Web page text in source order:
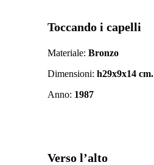
Toccando i capelli
Materiale: Bronzo
Dimensioni: h29x9x14 cm.
Anno: 1987
Verso l’alto